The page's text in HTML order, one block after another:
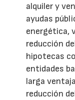
alquiler y
ayudas
energética,
reducción
hipotecas
entidades
larga
reducción